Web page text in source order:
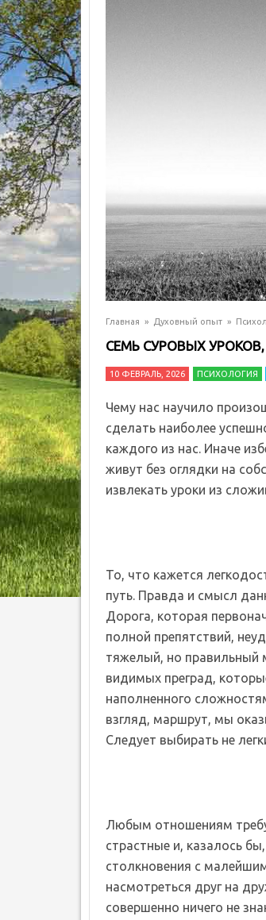
Главная » Духовный опыт »
СЕМЬ СУРОВЫХ
10 ФЕВРАЛЬ, 2026 ПСИХОЛОГИЯ
Чему нас научило
сделать наиболее
каждого из нас. Иначе
живут без оглядки на
извлекать уроки из
То, что кажется
путь. Правда и смысл
Дорога, которая
полной препятствий,
тяжелый, но правильный
видимых преград,
наполненного
взгляд, маршрут, мы
Следует выбирать не
Любым отношениям
страстные и, казалось
столкновения с
насмотреться друг на
совершенно ничего не